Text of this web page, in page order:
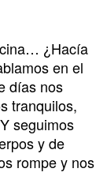
¿Hacía
en el
días nos
tranquilos,
seguimos
y de
rompe y nos